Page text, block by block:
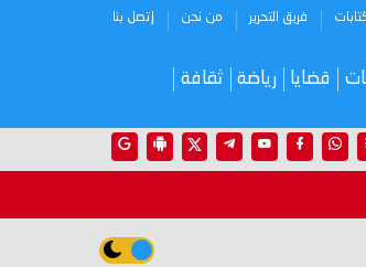
فريق التحرير من نحن إتصل بنا
قضايا رياضة ثقافة